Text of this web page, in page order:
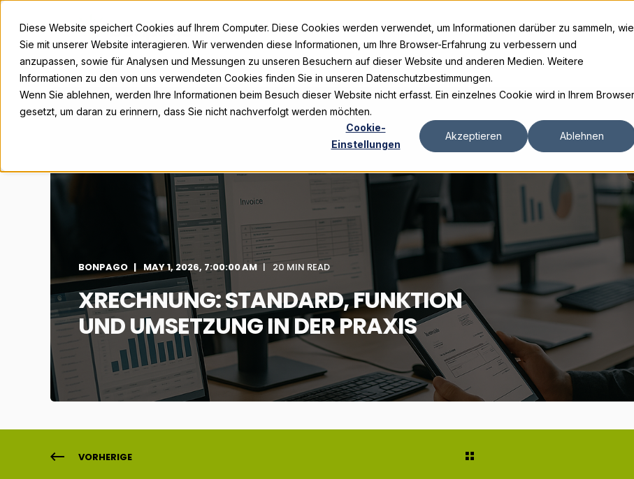
Diese Website speichert Cookies auf Ihrem Computer. Diese Cookies werden verwendet, um Informationen darüber zu sammeln, wie
Sie mit unserer Website interagieren. Wir verwenden diese Informationen, um Ihre Browser-Erfahrung zu verbessern und
anzupassen, sowie für Analysen und Messungen zu unseren Besuchern auf dieser Website und anderen Medien. Weitere
Informationen zu den von uns verwendeten Cookies finden Sie in unseren Datenschutzbestimmungen.
Wenn Sie ablehnen, werden Ihre Informationen beim Besuch dieser Website nicht erfasst. Ein einzelnes Cookie wird in Ihrem Browser
gesetzt, um daran zu erinnern, dass Sie nicht nachverfolgt werden möchten.
Cookie-
Einstellungen
Akzeptieren Ablehnen
BONPAGO MAY 1, 2026, 7:00:00 AM 20 MIN READ
XRECHNUNG: STANDARD, FUNKTION
UND UMSETZUNG IN DER PRAXIS
VORHERIGE